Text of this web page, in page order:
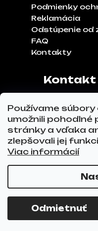
Používame
umožnili pohodlné
stránky a vďaka
zlepšovali jej
Viac informácií
Odmietnuť
Podmienky
Reklamácia
Odstúpenie od
FAQ
Kontakty
Kontakt
Tel.č.:0911
Email:
Copyright 2026
vyhradené.